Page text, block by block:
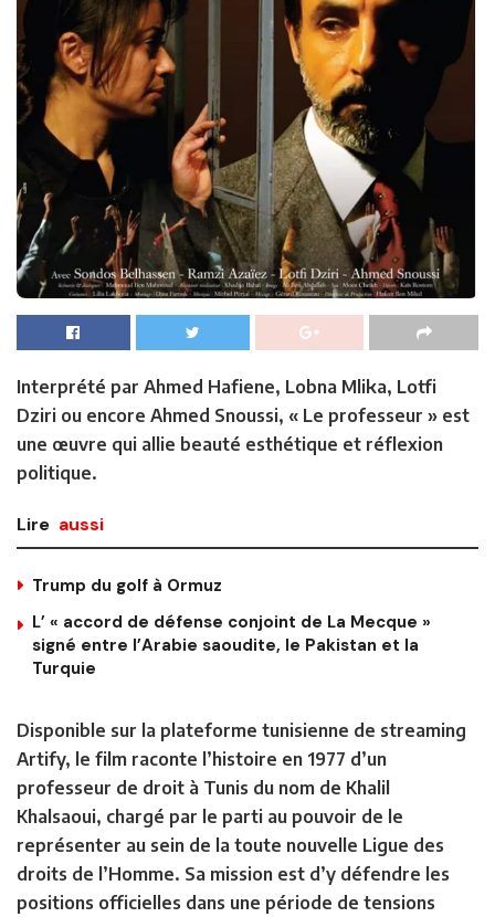
Interprété par Ahmed Hafiene, Lobna Mlika, Lotfi
Dziri ou encore Ahmed Snoussi, « Le professeur » est
une œuvre qui allie beauté esthétique et réflexion
politique.
Lire aussi
Trump du golf à Ormuz
L’ « accord de défense conjoint de La Mecque »
signé entre l’Arabie saoudite, le Pakistan et la
Turquie
Disponible sur la plateforme tunisienne de streaming
Artify, le film raconte l’histoire en 1977 d’un
professeur de droit à Tunis du nom de Khalil
Khalsaoui, chargé par le parti au pouvoir de le
représenter au sein de la toute nouvelle Ligue des
droits de l’Homme. Sa mission est d’y défendre les
positions officielles dans une période de tensions